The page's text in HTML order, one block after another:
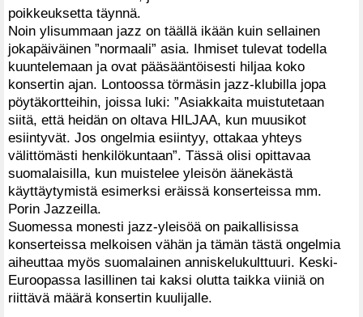
poikkeuksetta täynnä.
Noin ylisummaan jazz on täällä ikään kuin sellainen
jokapäiväinen ”normaali” asia. Ihmiset tulevat todella
kuuntelemaan ja ovat pääsääntöisesti hiljaa koko
konsertin ajan. Lontoossa törmäsin jazz-klubilla jopa
pöytäkortteihin, joissa luki: ”Asiakkaita muistutetaan
siitä, että heidän on oltava HILJAA, kun muusikot
esiintyvät. Jos ongelmia esiintyy, ottakaa yhteys
välittömästi henkilökuntaan”. Tässä olisi opittavaa
suomalaisilla, kun muistelee yleisön äänekästä
käyttäytymistä esimerksi eräissä konserteissa mm.
Porin Jazzeilla.
Suomessa monesti jazz-yleisöä on paikallisissa
konserteissa melkoisen vähän ja tämän tästä ongelmia
aiheuttaa myös suomalainen anniskelukulttuuri. Keski-
Euroopassa lasillinen tai kaksi olutta taikka viiniä on
riittävä määrä konsertin kuulijalle.